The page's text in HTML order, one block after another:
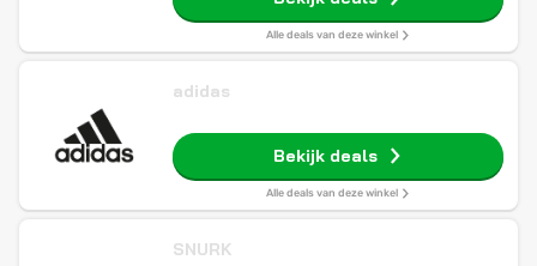
Alle deals van deze winkel
adidas
Bekijk deals
Alle deals van deze winkel
SNURK